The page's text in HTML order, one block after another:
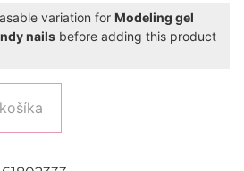
variation for Modeling gel
nails before adding this product